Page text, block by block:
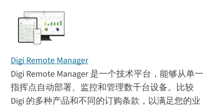
Digi Remote Manager
Digi Remote Manager 是一个技术平台，能够从单一
指挥点自动部署、监控和管理数千台设备。比较
Digi 的多种产品和不同的订购条款，以满足您的业